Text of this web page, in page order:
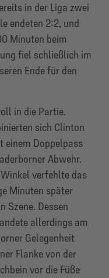
in der Liga zwei
endeten 2:2, und
Minuten beim
fiel schließlich im
Ende für den
in die Partie.
sich Clinton
einem Doppelpass
Abwehr.
verfehlte das
Minuten später
Szene. Dessen
allerdings am
Gelegenheit
Flanke von der
vor die Füße